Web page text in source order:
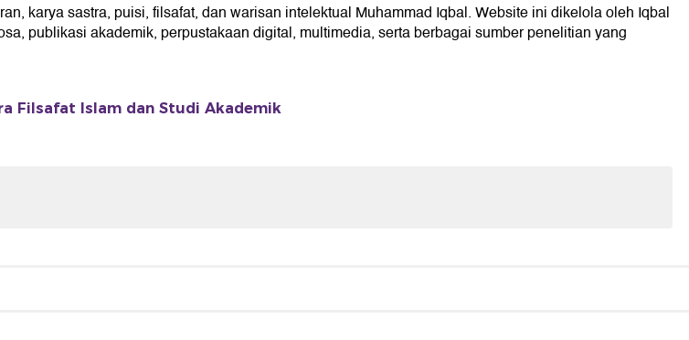
karya sastra, puisi, filsafat, dan warisan intelektual Muhammad Iqbal. Website ini dikelola oleh Iqbal
publikasi akademik, perpustakaan digital, multimedia, serta berbagai sumber penelitian yang
Filsafat Islam dan Studi Akademik